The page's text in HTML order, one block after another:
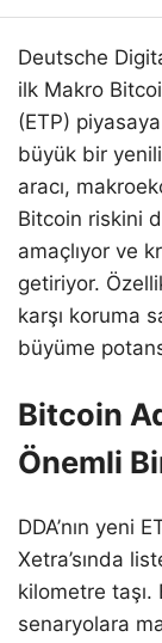
Deutsche
ilk Makro
(ETP)
büyük bir
aracı,
Bitcoin riskini
amaçlıyor ve
getiriyor.
karşı koruma
büyüme
Bitcoin
Önemli
DDA’nın yeni
Xetra’sında
kilometre
senaryolara